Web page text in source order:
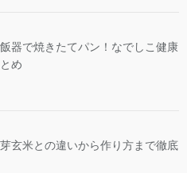
器で焼きたてパン！なでしこ健康
め
玄米との違いから作り方まで徹底